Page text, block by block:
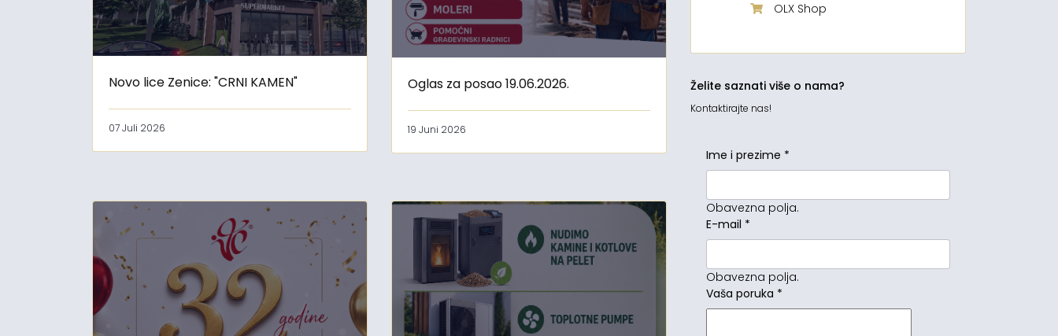
Novo lice Zenice: "CRNI KAMEN"
07 Juli 2026
Oglas za posao 19.06.2026.
19 Juni 2026
OLX Shop
Želite saznati više o nama?
Kontaktirajte nas!
Ime i prezime *
Obavezna polja.
E-mail *
Obavezna polja.
Vaša poruka *